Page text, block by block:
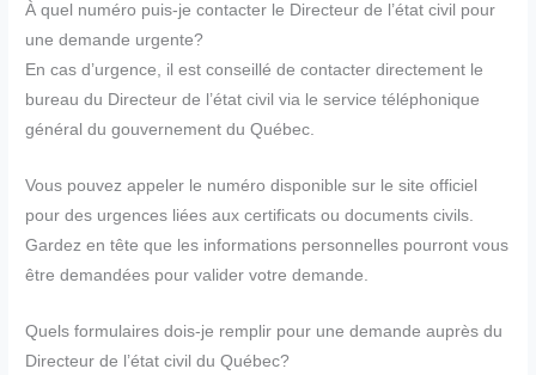
À quel numéro puis-je contacter le Directeur de l’état civil pour
une demande urgente?
En cas d’urgence, il est conseillé de contacter directement le
bureau du Directeur de l’état civil via le service téléphonique
général du gouvernement du Québec.
Vous pouvez appeler le numéro disponible sur le site officiel
pour des urgences liées aux certificats ou documents civils.
Gardez en tête que les informations personnelles pourront vous
être demandées pour valider votre demande.
Quels formulaires dois-je remplir pour une demande auprès du
Directeur de l’état civil du Québec?